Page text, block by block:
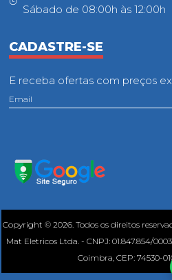
Sábado de 08:00h às 12:00h
CADASTRE-SE
E receba ofertas com preços
Copyright © 2026. Todos os direitos
Mat Eletricos Ltda. - CNPJ: 01.847.854/
Coimbra, CEP: 74530-